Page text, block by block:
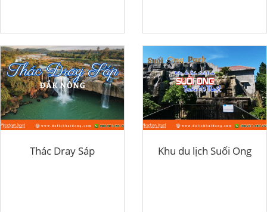
Thác Dray Sáp Khu du lịch Suối Ong